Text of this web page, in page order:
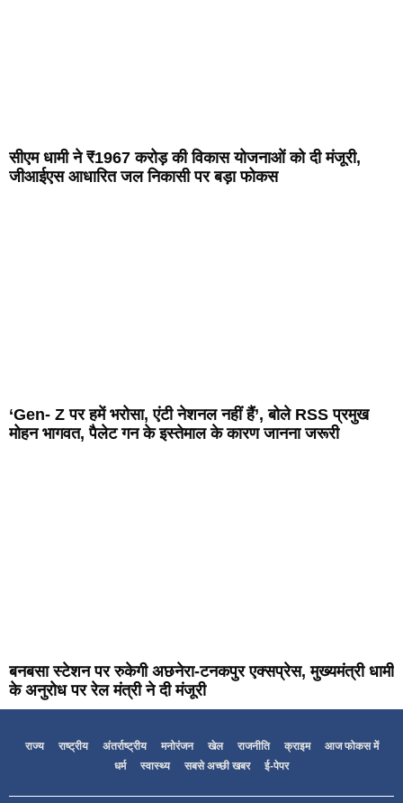
सीएम धामी ने ₹1967 करोड़ की विकास योजनाओं को दी मंजूरी,
जीआईएस आधारित जल निकासी पर बड़ा फोकस
‘Gen- Z पर हमें भरोसा, एंटी नेशनल नहीं हैं’, बोले RSS प्रमुख
मोहन भागवत, पैलेट गन के इस्तेमाल के कारण जानना जरूरी
बनबसा स्टेशन पर रुकेगी अछनेरा-टनकपुर एक्सप्रेस, मुख्यमंत्री धामी
के अनुरोध पर रेल मंत्री ने दी मंजूरी
राज्य राष्ट्रीय अंतर्राष्ट्रीय मनोरंजन खेल राजनीति क्राइम
आज फोकस में
धर्म
स्वास्थ्य सबसे अच्छी खबर ई-पेपर